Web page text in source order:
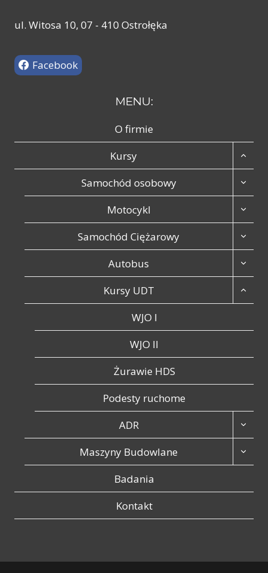
ul. Witosa 10, 07 - 410 Ostrołęka
Facebook
MENU:
O firmie
Kursy
Samochód osobowy
Motocykl
Samochód Ciężarowy
Autobus
Kursy UDT
WJO I
WJO II
Żurawie HDS
Podesty ruchome
ADR
Maszyny Budowlane
Badania
Kontakt